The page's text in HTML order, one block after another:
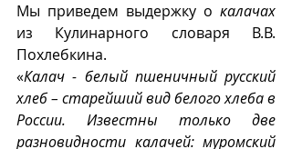
Мы приведем выдержку о калачах
из Кулинарного словаря В.В.
Похлебкина.
«Калач - белый пшеничный русский
хлеб – старейший вид белого хлеба в
России. Известны только две
разновидности калачей: муромский